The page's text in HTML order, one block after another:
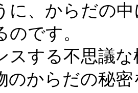
に、からだの
のです。
スする不思議
のからだの秘